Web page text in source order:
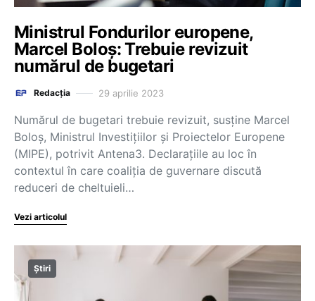
Ministrul Fondurilor europene,
Marcel Boloș: Trebuie revizuit
numărul de bugetari
Redacția 29 aprilie 2023
Numărul de bugetari trebuie revizuit, susține Marcel
Boloș, Ministrul Investițiilor și Proiectelor Europene
(MIPE), potrivit Antena3. Declarațiile au loc în
contextul în care coaliția de guvernare discută
reduceri de cheltuieli…
Vezi articolul
Știri